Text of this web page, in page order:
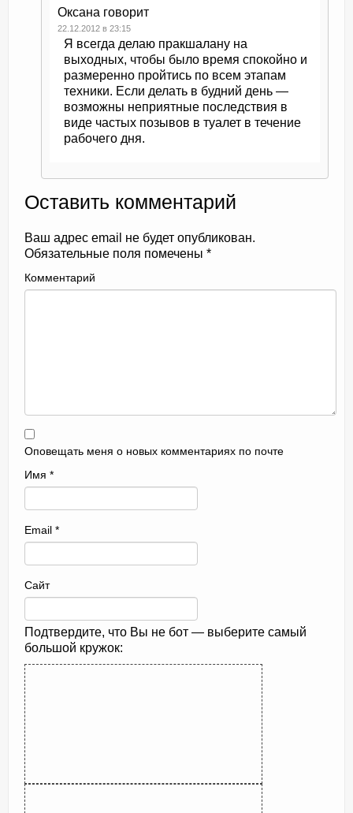
Оксана говорит
22.12.2012 в 23:15
Я всегда делаю пракшалану на
выходных, чтобы было время спокойно и
размеренно пройтись по всем этапам
техники. Если делать в будний день —
возможны неприятные последствия в
виде частых позывов в туалет в течение
рабочего дня.
Оставить комментарий
Ваш адрес email не будет опубликован.
Обязательные поля помечены *
Комментарий
Оповещать меня о новых комментариях по почте
Имя *
Email *
Сайт
Подтвердите, что Вы не бот — выберите самый
большой кружок: